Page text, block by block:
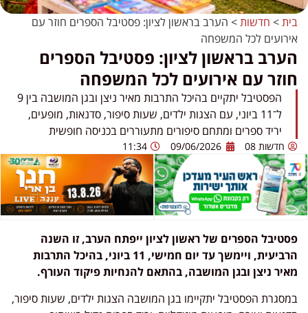
בית> חדשות> הערב בראשון לציון: פסטיבל הספרים חוזר עם
אירועים לכל המשפחה
הערב בראשון לציון: פסטיבל הספרים
חוזר עם אירועים לכל המשפחה
הפסטיבל יתקיים בהיכל התרבות מאיר ניצן ובגן המושבה בין 9
ל־11 ביוני, עם הצגות ילדים, שעות סיפור, סדנאות, מופעים,
יריד ספרים ומתחם סיפורים מתעוררים בכניסה חופשית
חדשות 08 09/06/2026
11:34
פסטיבל הספרים של ראשון לציון ייפתח הערב, זו השנה
הרביעית, ויימשך עד יום חמישי, 11 ביוני, בהיכל התרבות
מאיר ניצן ובגן המושבה, בהתאם להנחיות פיקוד העורף.
במסגרת הפסטיבל יתקיימו בגן המושבה הצגות ילדים, שעות סיפור,